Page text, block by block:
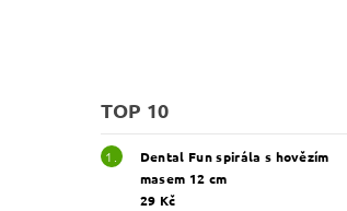
TOP 10
Dental Fun spirála s hovězím
masem 12 cm
29 Kč